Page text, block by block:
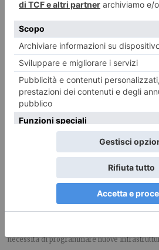
Emergenza idrica, Piemonte e
«Opere strategiche di interesse nazionale»
necessità di programmare nuove